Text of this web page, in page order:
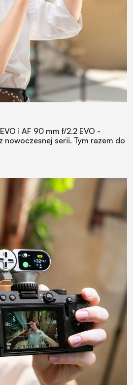
i AF 90 mm f/2.2 EVO -
serii. Tym razem do